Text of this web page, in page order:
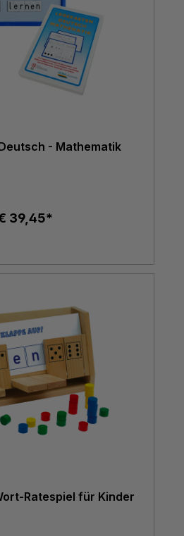
- Mathematik
39,45*
Ratespiel für Kinder